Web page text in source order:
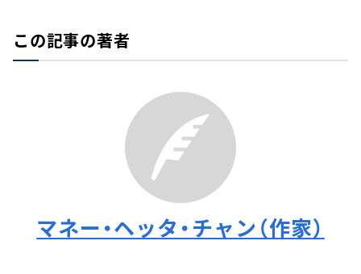
この記事の著者
マネー・ヘッタ・チャン（作家）